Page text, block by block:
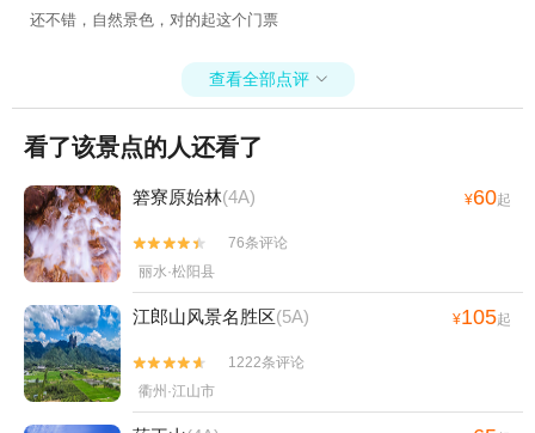
还不错，自然景色，对的起这个门票
查看全部点评 
看了该景点的人还看了
箬寮原始林(4A) ¥60起


76条评论
丽水·松阳县
江郎山风景名胜区(5A) ¥105起


1222条评论
衢州·江山市